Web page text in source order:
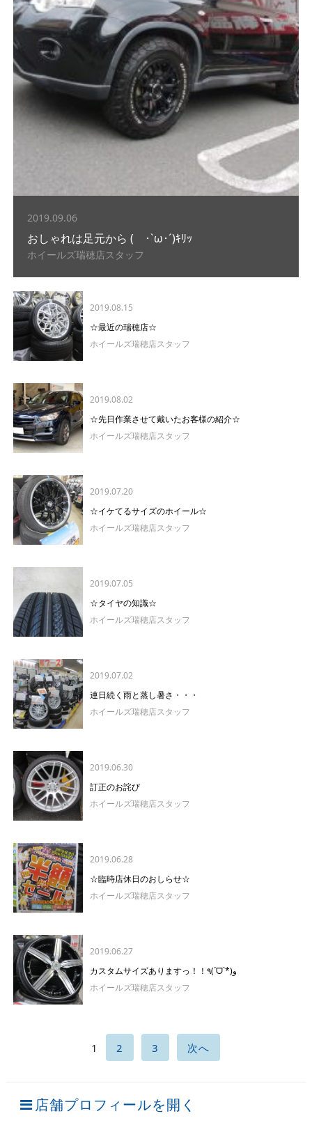
2019.09.06
おしゃれは足元から ( ･`ω･´)ｷﾘｯ
ホイールズ瑞穂店スタッフ
2019.08.15
☆最近の瑞穂店☆
ホイールズ瑞穂店スタッフ
2019.08.02
☆先日作業させて戴いたお客様の紹介☆
ホイールズ瑞穂店スタッフ
2019.07.20
☆イケてるサイズのホイール☆
ホイールズ瑞穂店スタッフ
2019.07.05
☆タイヤの知識☆
ホイールズ瑞穂店スタッフ
2019.07.02
連日続く雨と蒸し暑さ・・・
ホイールズ瑞穂店スタッフ
2019.06.30
訂正のお詫び
ホイールズ瑞穂店スタッフ
2019.06.28
☆臨時店休日のおしらせ☆
ホイールズ瑞穂店スタッフ
2019.06.27
カスタムサイズありますっ！！٩(ˊᗜˋ*)و
ホイールズ瑞穂店スタッフ
1 2 3 次へ
店舗プロフィールを開く